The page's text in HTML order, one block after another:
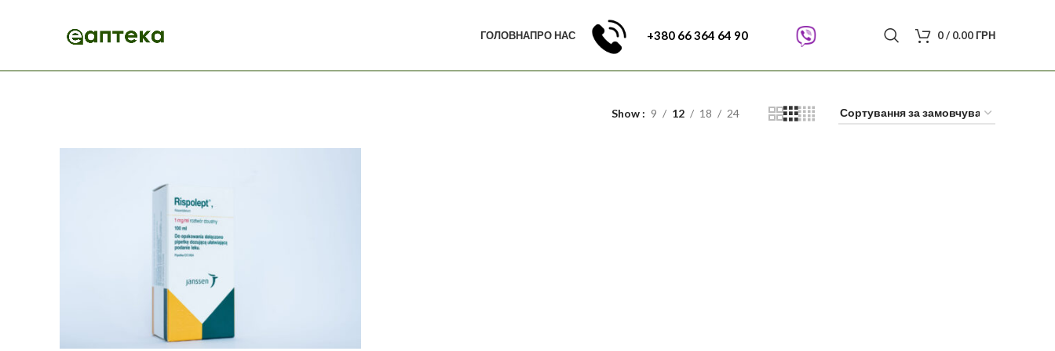
ГОЛОВНАПРО НАС +380 66 364 64 90 0/ 0.00ГРН
Show 9 12 18 24